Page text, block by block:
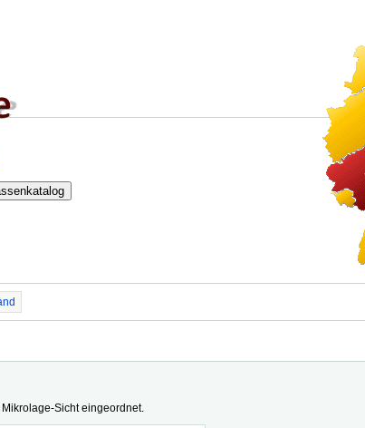
Sicht eingeordnet.